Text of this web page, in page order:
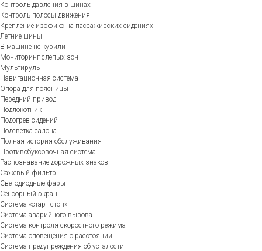
Контроль давления в шинах
Контроль полосы движения
Крепление изофикс на пассажирских сидениях
Летние шины
В машине не курили
Мониторинг слепых зон
Мультируль
Навигационная система
Опора для поясницы
Передний привод
Подлокотник
Подогрев сидений
Подсветка салона
Полная история обслуживания
Противобуксовочная система
Распознавание дорожных знаков
Сажевый фильтр
Светодиодные фары
Сенсорный экран
Система «старт-стоп»
Система аварийного вызова
Система контроля скоростного режима
Система оповещения о расстоянии
Система предупреждения об усталости